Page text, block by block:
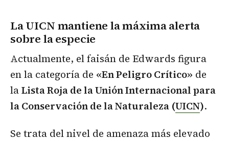
La UICN mantiene la máxima alerta
sobre la especie
Actualmente, el faisán de Edwards figura
en la categoría de «En Peligro Crítico» de
laLista Roja de la Unión Internacional para
la Conservación de la Naturaleza (UICN).
Se trata del nivel de amenaza más elevado